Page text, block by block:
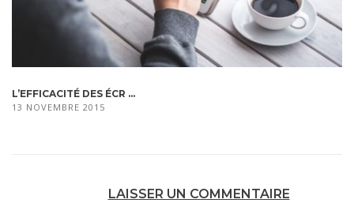
L’EFFICACITÉ DES ÉCR ...
13 NOVEMBRE 2015
LAISSER UN COMMENTAIRE